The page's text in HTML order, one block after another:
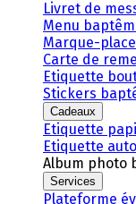
Livret de
Menu
Marque-
Carte de
Etiquette
Stickers
Cadeaux
Etiquette
Etiquette
Album photo
Services
Plateforme